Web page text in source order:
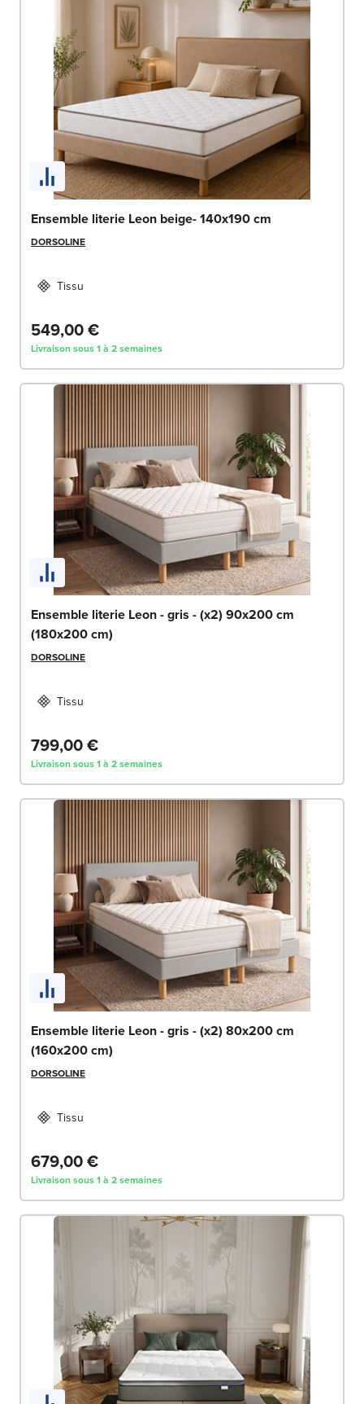
Ensemble literie Leon beige- 140x190 cm
DORSOLINE
Tissu
549,00 €
Livraison sous 1 à 2 semaines
Ensemble literie Leon - gris - (x2) 90x200 cm
(180x200 cm)
DORSOLINE
Tissu
799,00 €
Livraison sous 1 à 2 semaines
Ensemble literie Leon - gris - (x2) 80x200 cm
(160x200 cm)
DORSOLINE
Tissu
679,00 €
Livraison sous 1 à 2 semaines